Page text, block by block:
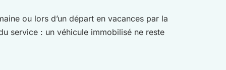
ou lors d’un départ en vacances par la
service : un véhicule immobilisé ne reste